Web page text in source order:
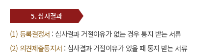
5. 심사결과
(1) 등록결정서 : 심사결과 거절이유가 없는 경우 통지 받는 서류
(2) 의견제출통지서 : 심사결과 거절이유가 있을 때 통지 받는 서류